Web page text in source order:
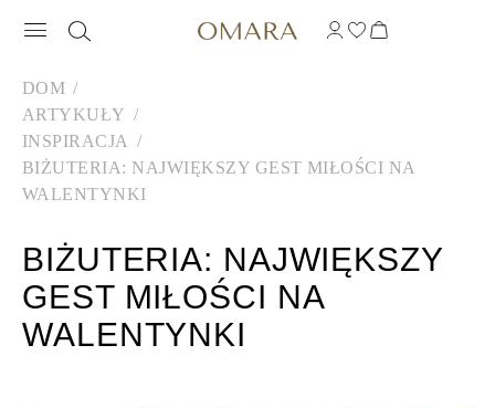
DOM
ARTYKUŁY
INSPIRACJA
BIŻUTERIA: NAJWIĘKSZY GEST MIŁOŚCI NA
WALENTYNKI
BIŻUTERIA: NAJWIĘKSZY
GEST MIŁOŚCI NA
WALENTYNKI